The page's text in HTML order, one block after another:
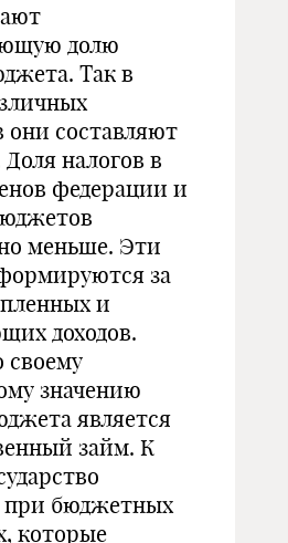
долю
Так в
они составляют
Доля налогов в
федерации и
меньше. Эти
за
и
доходов.
значению
является
займ. К
при бюджетных
которые